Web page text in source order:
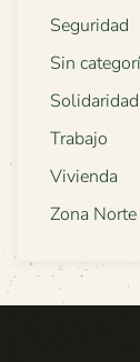
Seguridad
Sin
Trabajo
Vivienda
Zona Norte